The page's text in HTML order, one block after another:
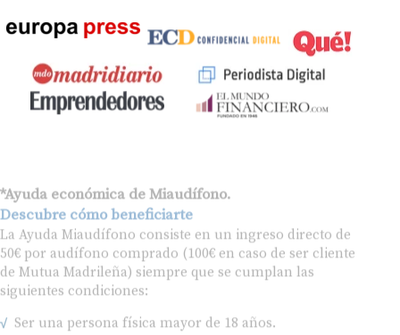
Descubre cómo beneficiarte
La Ayuda Miaudífono consiste en un ingreso directo de
50€ por audífono comprado (100€ en caso de ser cliente
de Mutua Madrileña) siempre que se cumplan las
siguientes condiciones:
Ser una persona física mayor de 18 años.